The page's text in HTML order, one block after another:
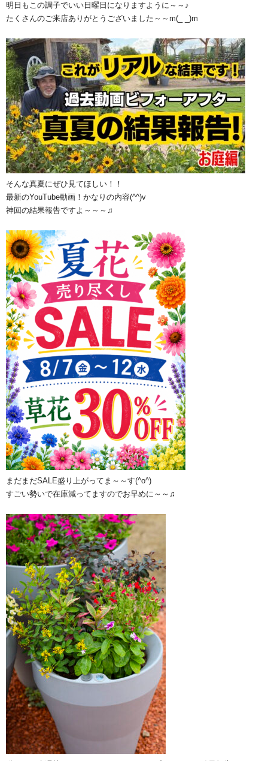
明日もこの調子でいい日曜日になりますように～～♪
たくさんのご来店ありがとうございました～～m(_ _)m
そんな真夏にぜひ見てほしい！！
最新のYouTube動画！かなりの内容(^^)v
神回の結果報告ですよ～～～♫
まだまだSALE盛り上がってま～～す(^o^)
すごい勢いで在庫減ってますのでお早めに～～♫